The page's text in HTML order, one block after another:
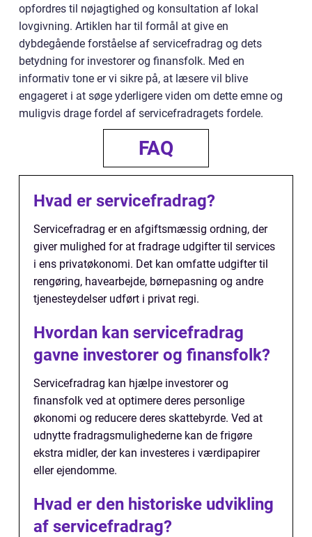
opfordres til nøjagtighed og konsultation af lokal
lovgivning. Artiklen har til formål at give en
dybdegående forståelse af servicefradrag og dets
betydning for investorer og finansfolk. Med en
informativ tone er vi sikre på, at læsere vil blive
engageret i at søge yderligere viden om dette emne og
muligvis drage fordel af servicefradragets fordele.
FAQ
Hvad er servicefradrag?
Servicefradrag er en afgiftsmæssig ordning, der
giver mulighed for at fradrage udgifter til services
i ens privatøkonomi. Det kan omfatte udgifter til
rengøring, havearbejde, børnepasning og andre
tjenesteydelser udført i privat regi.
Hvordan kan servicefradrag
gavne investorer og finansfolk?
Servicefradrag kan hjælpe investorer og
finansfolk ved at optimere deres personlige
økonomi og reducere deres skattebyrde. Ved at
udnytte fradragsmulighederne kan de frigøre
ekstra midler, der kan investeres i værdipapirer
eller ejendomme.
Hvad er den historiske udvikling
af servicefradrag?